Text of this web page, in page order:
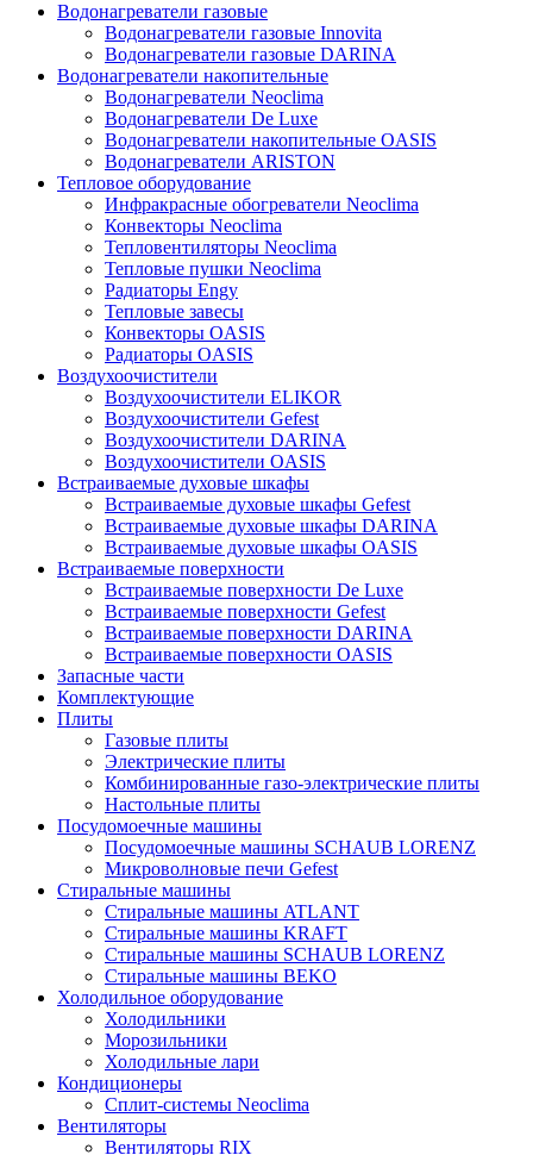
Водонагреватели газовые
Водонагреватели газовые Innovita
Водонагреватели газовые DARINA
Водонагреватели накопительные
Водонагреватели Neoclima
Водонагреватели De Luxe
Водонагреватели накопительные OASIS
Водонагреватели ARISTON
Тепловое оборудование
Инфракрасные обогреватели Neoclima
Конвекторы Neoclima
Тепловентиляторы Neoclima
Тепловые пушки Neoclima
Радиаторы Engy
Тепловые завесы
Конвекторы OASIS
Радиаторы OASIS
Воздухоочистители
Воздухоочистители ELIKOR
Воздухоочистители Gefest
Воздухоочистители DARINA
Воздухоочистители OASIS
Встраиваемые духовые шкафы
Встраиваемые духовые шкафы Gefest
Встраиваемые духовые шкафы DARINA
Встраиваемые духовые шкафы OASIS
Встраиваемые поверхности
Встраиваемые поверхности De Luxe
Встраиваемые поверхности Gefest
Встраиваемые поверхности DARINA
Встраиваемые поверхности OASIS
Запасные части
Комплектующие
Плиты
Газовые плиты
Электрические плиты
Комбинированные газо-электрические плиты
Настольные плиты
Посудомоечные машины
Посудомоечные машины SCHAUB LORENZ
Микроволновые печи Gefest
Стиральные машины
Стиральные машины ATLANT
Стиральные машины KRAFT
Стиральные машины SCHAUB LORENZ
Стиральные машины BEKO
Холодильное оборудование
Холодильники
Морозильники
Холодильные лари
Кондиционеры
Сплит-системы Neoclima
Вентиляторы
Вентиляторы RIX